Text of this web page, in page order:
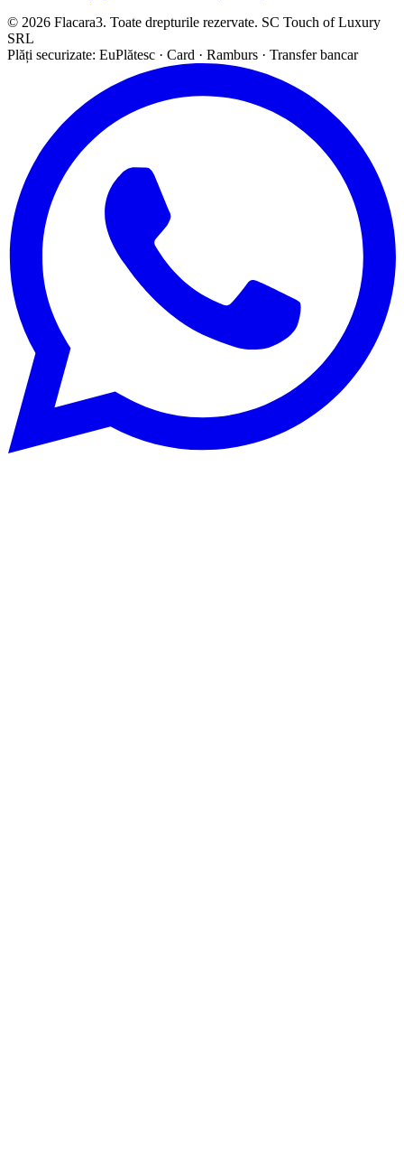
© 2026 Flacara3. Toate drepturile rezervate. SC Touch of Luxury
SRL
Plăți securizate: EuPlătesc · Card · Ramburs · Transfer bancar